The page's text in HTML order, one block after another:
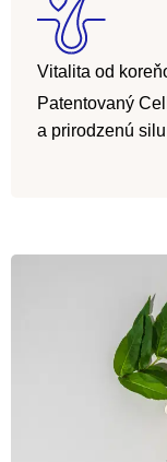
Vitalita od
Patentovaný
a prirodzenú